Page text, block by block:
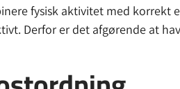
fysisk aktivitet med
Derfor er det afgørende at